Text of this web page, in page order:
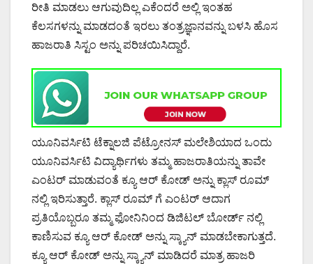
ರೀತಿ ಮಾಡಲು ಆಗುವುದಿಲ್ಲ ಎಕೆಂದರೆ ಅಲ್ಲಿ ಇಂತಹ
ಕೆಲಸಗಳನ್ನು ಮಾಡದಂತೆ ಇರಲು ತಂತ್ರಜ್ಞಾನವನ್ನು ಬಳಸಿ ಹೊಸ
ಹಾಜರಾತಿ ಸಿಸ್ಟಂ ಅನ್ನು ಪರಿಚಯಿಸಿದ್ದಾರೆ.
ಯೂನಿವರ್ಸಿಟಿ ಟೆಕ್ನಾಲಜಿ ಪೆಟ್ರೋನಸ್ ಮಲೇಶಿಯಾದ ಒಂದು
ಯೂನಿವರ್ಸಿಟಿ ವಿದ್ಯಾರ್ಥಿಗಳು ತಮ್ಮ ಹಾಜರಾತಿಯನ್ನು ತಾವೇ
ಎಂಟರ್ ಮಾಡುವಂತೆ ಕ್ಯೂ ಆರ್ ಕೋಡ್ ಅನ್ನು ಕ್ಲಾಸ್ ರೂಮ್
ನಲ್ಲಿ ಇರಿಸುತ್ತಾರೆ. ಕ್ಲಾಸ್ ರೂಮ್ ಗೆ ಎಂಟರ್ ಆದಾಗ
ಪ್ರತಿಯೊಬ್ಬರೂ ತಮ್ಮ ಫೋನಿನಿಂದ ಡಿಜಿಟಲ್ ಬೋರ್ಡ್ ನಲ್ಲಿ
ಕಾಣಿಸುವ ಕ್ಯೂ ಆರ್ ಕೋಡ್ ಅನ್ನು ಸ್ಕ್ಯಾನ್ ಮಾಡಬೇಕಾಗುತ್ತದೆ.
ಕ್ಯೂ ಆರ್ ಕೋಡ್ ಅನ್ನು ಸ್ಕ್ಯಾನ್ ಮಾಡಿದರೆ ಮಾತ್ರ ಹಾಜರಿ